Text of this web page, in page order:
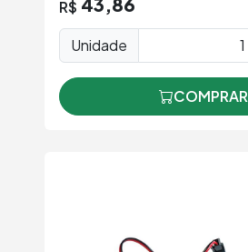
R$
Unidade
COMPRAR